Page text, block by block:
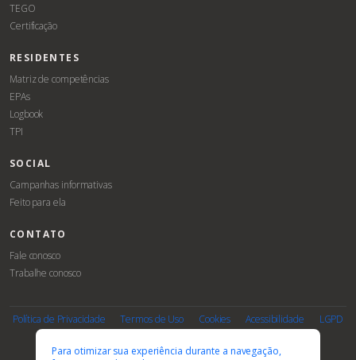
TEGO
Certificação
RESIDENTES
Matriz de competências
EPAs
Logbook
TPI
SOCIAL
Campanhas informativas
Feito para ela
CONTATO
Fale conosco
Trabalhe conosco
Política de Privacidade Termos de Uso Cookies Acessibilidade LGPD
PARCEIROS E AFILIAÇÕES
Para otimizar sua experiência durante a navegação,